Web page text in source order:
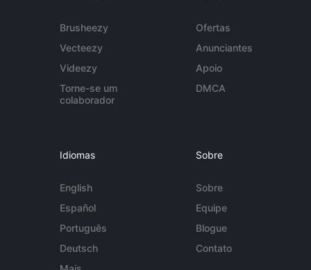
Brusheezy
Vecteezy
Videezy
Torne-se um
colaborador
Ofertas
Anunciantes
Apoio
DMCA
Idiomas
English
Español
Português
Deutsch
Sobre
Sobre
Equipe
Blogue
Contato